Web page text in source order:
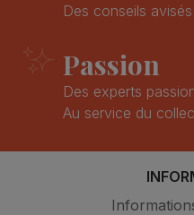
Des conseils avisés
Passion
Des experts
Au service du